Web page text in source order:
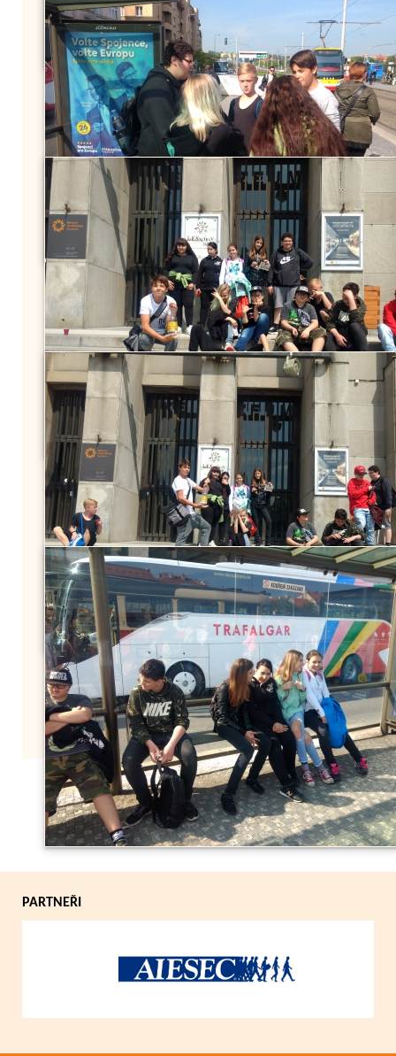
Zpět
PARTNEŘI